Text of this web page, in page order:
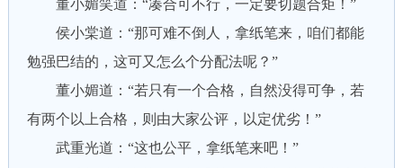
董小媚笑道：“凑合可不行，一定要切题合矩！”
侯小棠道：“那可难不倒人，拿纸笔来，咱们都能
勉强巴结的，这可又怎么个分配法呢？”
董小媚道：“若只有一个合格，自然没得可争，若
有两个以上合格，则由大家公评，以定优劣！”
武重光道：“这也公平，拿纸笔来吧！”